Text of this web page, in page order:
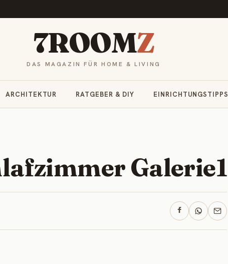
7ROOMZ
DAS MAGAZIN FÜR HOME & LIVING
ARCHITEKTUR RATGEBER & DIY EINRICHTUNGSTIPPS
Galerie1